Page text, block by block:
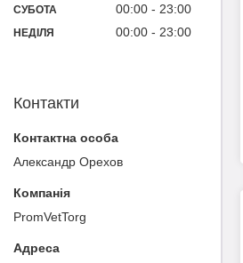
СУБОТА 00:00 23:00
НЕДІЛЯ 00:00 23:00
Контакти
Александр Орехов
PromVetTorg